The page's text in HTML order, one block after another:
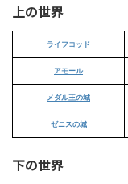
上の世界
ライフコッド
アモール
メダル王の城
ゼニスの城
下の世界